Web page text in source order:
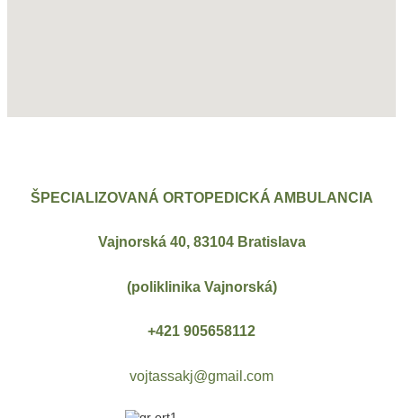
ŠPECIALIZOVANÁ ORTOPEDICKÁ AMBULANCIA
Vajnorská 40, 83104 Bratislava
(poliklinika Vajnorská)
+421 905658112
vojtassakj@gmail.com